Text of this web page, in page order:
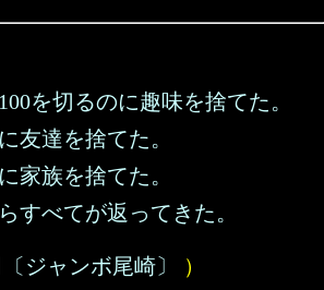
を切るのに趣味を捨てた。
友達を捨てた。
家族を捨てた。
すべてが返ってきた。
ジャンボ尾崎〕
）